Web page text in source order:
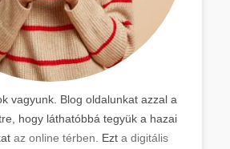
vagyunk. Blog oldalunkat azzal a
hogy láthatóbbá tegyük a hazai
az online térben. Ezt a digitális